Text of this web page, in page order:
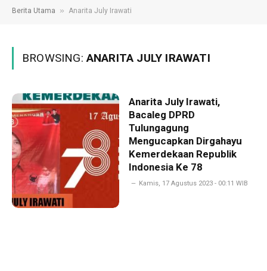
Berita Utama » Anarita July Irawati
BROWSING:ANARITA JULY IRAWATI
Anarita July Irawati,
Bacaleg DPRD
Tulungagung
Mengucapkan Dirgahayu
Kemerdekaan Republik
Indonesia Ke 78
Kamis, 17 Agustus 2023 - 00:11 WIB